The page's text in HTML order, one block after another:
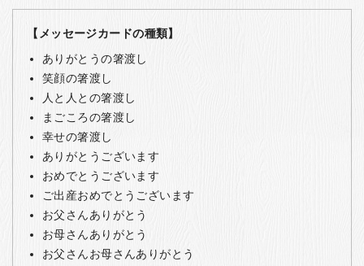
【メッセージカードの種類】
ありがとうの箸渡し
笑顔の箸渡し
人と人との箸渡し
まごころの箸渡し
幸せの箸渡し
ありがとうございます
おめでとうございます
ご出産おめでとうございます
お父さんありがとう
お母さんありがとう
お父さんお母さんありがとう